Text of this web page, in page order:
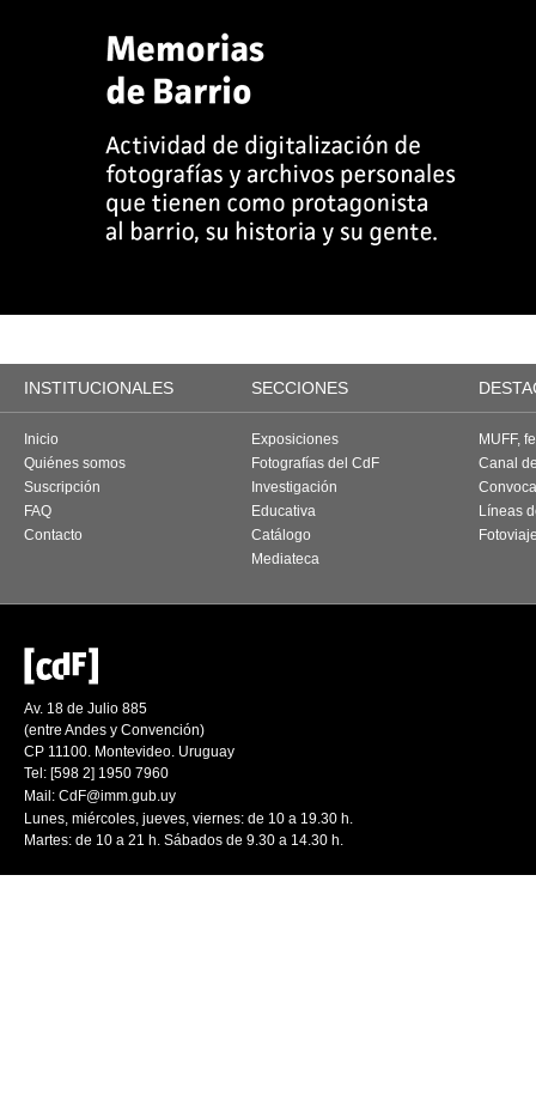
INSTITUCIONALES SECCIONES
Inicio
Quiénes somos
Suscripción
FAQ
Contacto
Exposiciones
Fotografías del CdF
Investigación
Educativa
Catálogo
Mediateca
MUFF,
Canal
Líneas
Av. 18 de Julio 885
(entre Andes y Convención)
CP 11100. Montevideo. Uruguay
Tel: [598 2] 1950 7960
Mail: CdF@imm.gub.uy
Lunes, miércoles, jueves, viernes: de 10 a 19.30 h.
Martes: de 10 a 21 h. Sábados de 9.30 a 14.30 h.